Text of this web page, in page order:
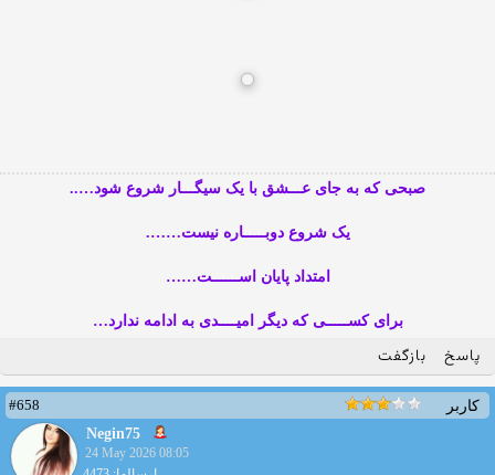
صبحی که به جای عـــشق با یک سیگـــار شروع شود…..
یک شروع دوبـــــاره نیست…….
امتداد پایان اســــــت……
برای کســـــی که دیگر امیــــدی به ادامه ندارد…
پاسخ بازگفت
کاربر
#658
Negin75
24 May 2026 08:05